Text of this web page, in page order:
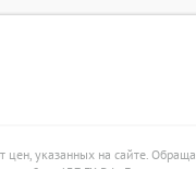
цен, указанных на сайте.